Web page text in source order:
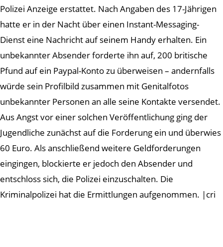
Polizei Anzeige erstattet. Nach Angaben des 17-Jährigen
hatte er in der Nacht über einen Instant-Messaging-
Dienst eine Nachricht auf seinem Handy erhalten. Ein
unbekannter Absender forderte ihn auf, 200 britische
Pfund auf ein Paypal-Konto zu überweisen – andernfalls
würde sein Profilbild zusammen mit Genitalfotos
unbekannter Personen an alle seine Kontakte versendet.
Aus Angst vor einer solchen Veröffentlichung ging der
Jugendliche zunächst auf die Forderung ein und überwies
60 Euro. Als anschließend weitere Geldforderungen
eingingen, blockierte er jedoch den Absender und
entschloss sich, die Polizei einzuschalten. Die
Kriminalpolizei hat die Ermittlungen aufgenommen. |cri